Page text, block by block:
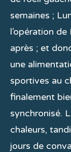
semaines ;
l’opération
après ; et
une
sportives au
finalement
synchronisé.
chaleurs,
jours de